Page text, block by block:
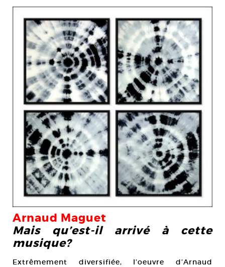
Arnaud Maguet
Mais qu’est-il arrivé à cette
musique?
Extrêmement diversifiée, l’oeuvre d’Arnaud